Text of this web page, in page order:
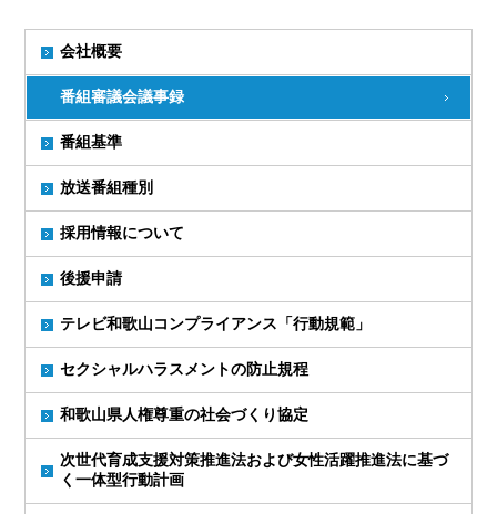
会社概要
番組審議会議事録
番組基準
放送番組種別
採用情報について
後援申請
テレビ和歌山コンプライアンス「行動規範」
セクシャルハラスメントの防止規程
和歌山県人権尊重の社会づくり協定
次世代育成支援対策推進法および女性活躍推進法に基づ
く一体型行動計画